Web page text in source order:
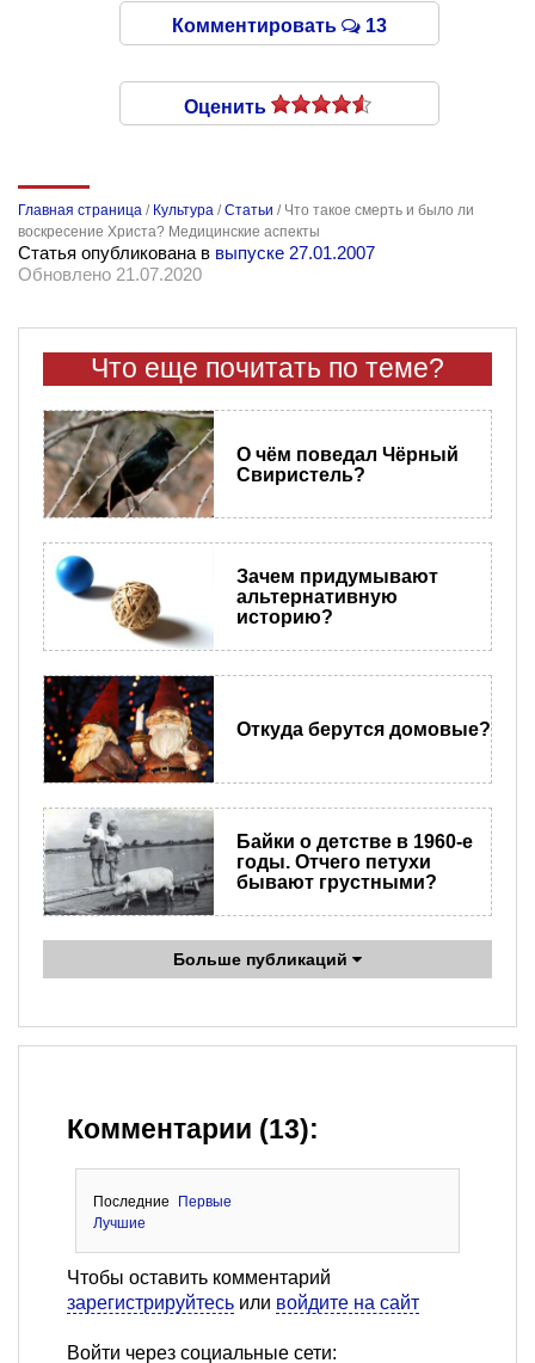
Комментировать 13
Оценить
Главная страница / Культура /Статьи / Что такое смерть и было ли
воскресение Христа? Медицинские аспекты
Статья опубликована в выпуске 27.01.2007
Обновлено 21.07.2020
Что еще почитать по теме?
О чём поведал Чёрный
Свиристель?
Зачем придумывают
альтернативную
историю?
Откуда берутся домовые?
Байки о детстве в 1960-е
годы. Отчего петухи
бывают грустными?
Больше публикаций
Комментарии (13):
Последние
Первые
Лучшие
Чтобы оставить комментарий
зарегистрируйтесь или войдите на сайт
Войти через социальные сети: